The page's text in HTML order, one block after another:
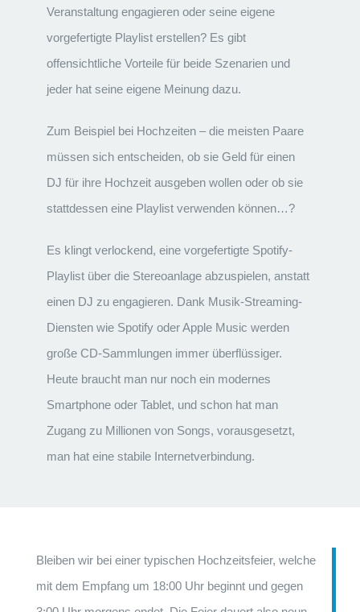
Veranstaltung engagieren oder seine eigene
vorgefertigte Playlist erstellen? Es gibt
offensichtliche Vorteile für beide Szenarien und
jeder hat seine eigene Meinung dazu.
Zum Beispiel bei Hochzeiten – die meisten Paare
müssen sich entscheiden, ob sie Geld für einen
DJ für ihre Hochzeit ausgeben wollen oder ob sie
stattdessen eine Playlist verwenden können…?
Es klingt verlockend, eine vorgefertigte Spotify-
Playlist über die Stereoanlage abzuspielen, anstatt
einen DJ zu engagieren. Dank Musik-Streaming-
Diensten wie Spotify oder Apple Music werden
große CD-Sammlungen immer überflüssiger.
Heute braucht man nur noch ein modernes
Smartphone oder Tablet, und schon hat man
Zugang zu Millionen von Songs, vorausgesetzt,
man hat eine stabile Internetverbindung.
Bleiben wir bei einer typischen Hochzeitsfeier, welche
mit dem Empfang um 18:00 Uhr beginnt und gegen